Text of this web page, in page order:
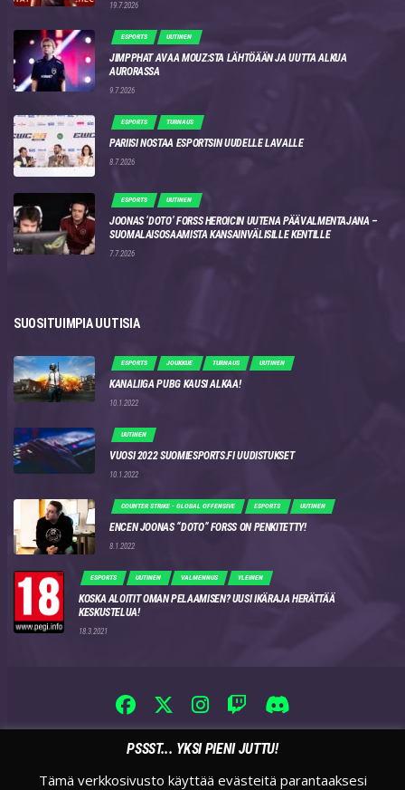
19.7.2026
ESPORTS UUTINEN
JIMPPHAT AVAA MOUZ:STA LÄHTÖÄÄN JA UUTTA ALKUA
AURORASSA
9.7.2026
ESPORTS TURNAUS
PARIISI NOSTAA ESPORTSIN UUDELLE LAVALLE
8.7.2026
ESPORTS UUTINEN
JOONAS ‘DOTO’ FORSS HEROICIN UUTENA PÄÄVALMENTAJANA –
SUOMALAISOSAAMISTA KANSAINVÄLISILLE KENTILLE
7.7.2026
SUOSITUIMPIA UUTISIA
ESPORTS JOUKKUE TURNAUS UUTINEN
KANALIIGA PUBG KAUSI ALKAA!
10.1.2022
UUTINEN
VUOSI 2022 SUOMIESPORTS.FI UUDISTUKSET
10.1.2022
COUNTER STRIKE - GLOBAL OFFENSIVE ESPORTS UUTINEN
ENCEN JOONAS “DOTO” FORSS ON PENKITETTY!
8.1.2022
ESPORTS UUTINEN VALMENNUS YLEINEN
KOSKA ALOITIT OMAN PELAAMISEN? UUSI IKÄRAJA HERÄTTÄÄ
KESKUSTELUA!
18.3.2021
PSSST... YKSI PIENI JUTTU!
Tämä verkkosivusto käyttää evästeitä parantaaksesi